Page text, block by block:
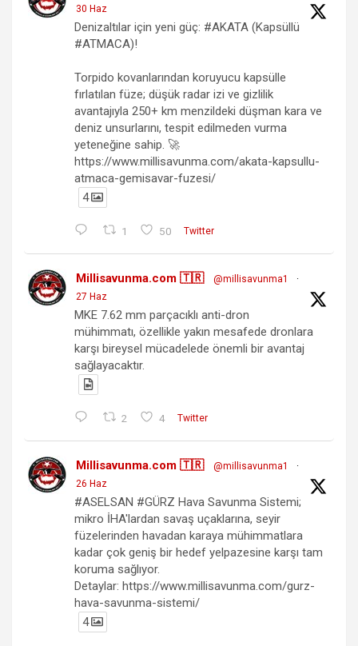
30 Haz
Denizaltılar için yeni güç: #AKATA (Kapsüllü
#ATMACA)!
Torpido kovanlarından koruyucu kapsülle
fırlatılan füze; düşük radar izi ve gizlilik
avantajıyla 250+ km menzildeki düşman kara ve
deniz unsurlarını, tespit edilmeden vurma
yeteneğine sahip. 🚀
https://www.millisavunma.com/akata-kapsullu-
atmaca-gemisavar-fuzesi/
4
1 50 Twitter
Millisavunma.com 🇹🇷 @millisavunma1
·
27 Haz
MKE 7.62 mm parçacıklı anti-dron
mühimmatı, özellikle yakın mesafede dronlara
karşı bireysel mücadelede önemli bir avantaj
sağlayacaktır.
2 4 Twitter
Millisavunma.com 🇹🇷 @millisavunma1
·
26 Haz
#ASELSAN #GÜRZ Hava Savunma Sistemi;
mikro İHA'lardan savaş uçaklarına, seyir
füzelerinden havadan karaya mühimmatlara
kadar çok geniş bir hedef yelpazesine karşı tam
koruma sağlıyor.
Detaylar: https://www.millisavunma.com/gurz-
hava-savunma-sistemi/
4